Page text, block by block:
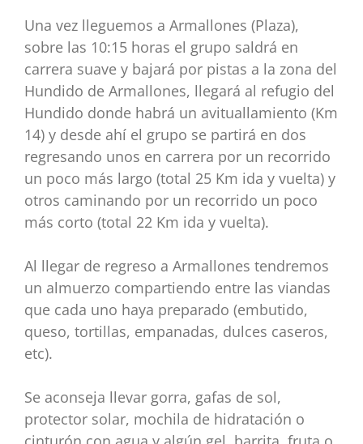
Una vez lleguemos a Armallones (Plaza),
sobre las 10:15 horas el grupo saldrá en
carrera suave y bajará por pistas a la zona del
Hundido de Armallones, llegará al refugio del
Hundido donde habrá un avituallamiento (Km
14) y desde ahí el grupo se partirá en dos
regresando unos en carrera por un recorrido
un poco más largo (total 25 Km ida y vuelta) y
otros caminando por un recorrido un poco
más corto (total 22 Km ida y vuelta).
Al llegar de regreso a Armallones tendremos
un almuerzo compartiendo entre las viandas
que cada uno haya preparado (embutido,
queso, tortillas, empanadas, dulces caseros,
etc).
Se aconseja llevar gorra, gafas de sol,
protector solar, mochila de hidratación o